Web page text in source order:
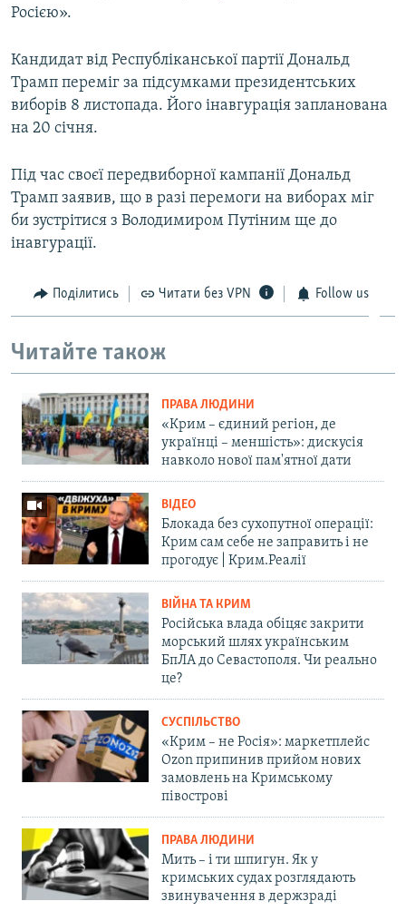
Росією».
Кандидат від Республіканської партії Дональд
Трамп переміг за підсумками президентських
виборів 8 листопада. Його інавгурація запланована
на 20 січня.
Під час своєї передвиборної кампанії Дональд
Трамп заявив, що в разі перемоги на виборах міг
би зустрітися з Володимиром Путіним ще до
інавгурації.
Поділитись Читати без VPN Follow us
Читайте також
ПРАВА ЛЮДИНИ
«Крим – єдиний регіон, де
українці – меншість»: дискусія
навколо нової пам'ятної дати
ВІДЕО
Блокада без сухопутної операції:
Крим сам себе не заправить і не
прогодує | Крим.Реалії
ВІЙНА ТА КРИМ
Російська влада обіцяє закрити
морський шлях українським
БпЛА до Севастополя. Чи реально
це?
СУСПІЛЬСТВО
«Крим – не Росія»: маркетплейс
Ozon припинив прийом нових
замовлень на Кримському
півострові
ПРАВА ЛЮДИНИ
Мить – і ти шпигун. Як у
кримських судах розглядають
звинувачення в держзраді